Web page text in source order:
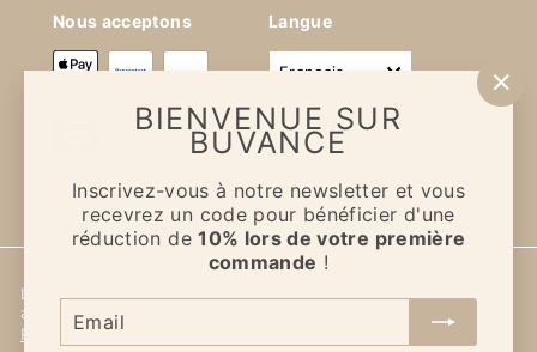
BIENVENUE SUR
BUVANCE
Inscrivez-vous à notre newsletter et vous
recevrez un code pour bénéficier d'une
réduction de10% lors de votre première
commande !
Email
Nous acceptons Langue
français
L'abus d'alcool est dangereux pour la santé. À consommer
avec modération
Remboursement